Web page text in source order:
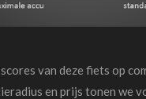
scores van deze fiets op
en prijs tonen we